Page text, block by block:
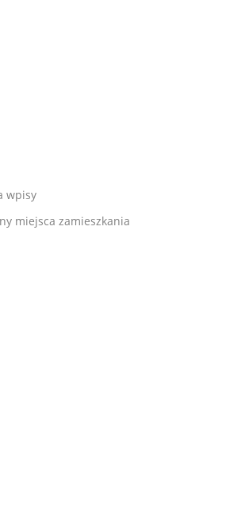
wpisy
miejsca zamieszkania